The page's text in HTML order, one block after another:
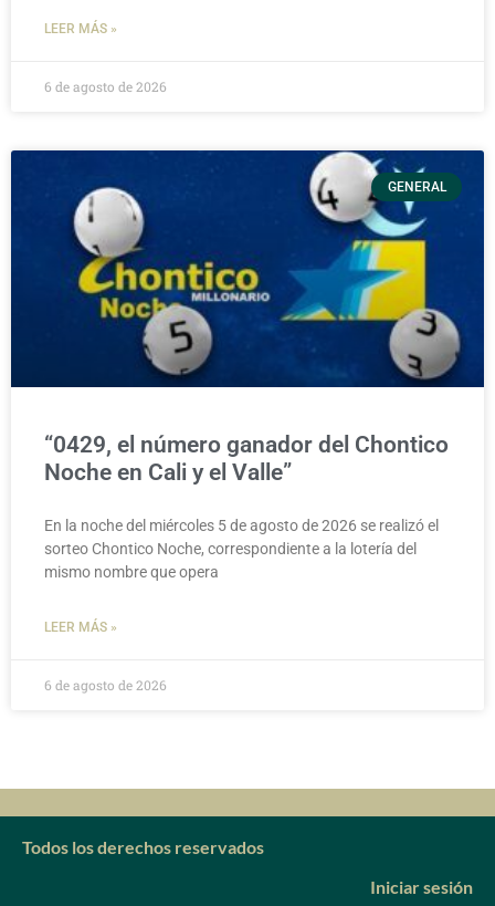
LEER MÁS »
6 de agosto de 2026
GENERAL
“0429, el número ganador del Chontico
Noche en Cali y el Valle”
En la noche del miércoles 5 de agosto de 2026 se realizó el
sorteo Chontico Noche, correspondiente a la lotería del
mismo nombre que opera
LEER MÁS »
6 de agosto de 2026
Todos los derechos reservados
Iniciar sesión